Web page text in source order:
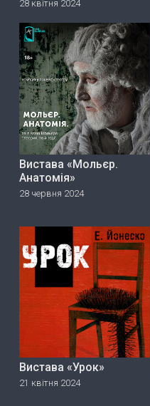
28 квітня 2024
Вистава «Мольєр.
Анатомія»
28 червня 2024
Вистава «Урок»
21 квітня 2024